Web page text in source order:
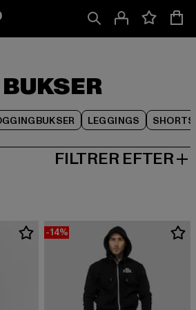
LEGGINGS SHORTS
FILTRER EFTER
-14%